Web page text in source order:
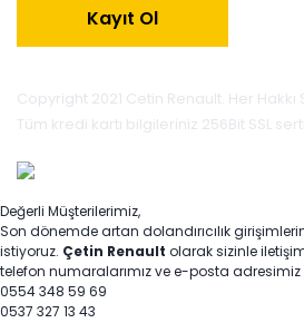
Kayıt Ol
Copyright 2021 Cetin Renault. Her Hakkı
Tüm kredi kartı bilgileriniz 256Bit SSL
Değerli Müşterilerimiz,
Son dönemde artan dolandırıcılık
istiyoruz. Çetin Renault olarak sizinle
telefon numaralarımız ve e-posta
0554 348 59 69
0537 327 13 43